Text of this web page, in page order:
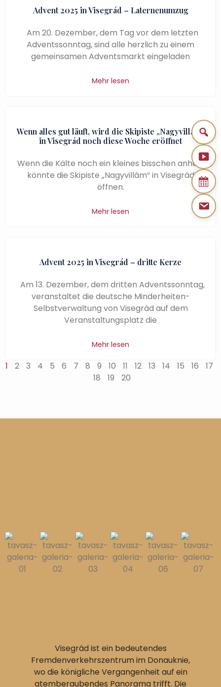
Advent 2025 in Visegrád – Laternenumzug
Am 20. Dezember, dem Tag vor dem letzten
Adventssonntag, sind alle herzlich zu einem
gemeinsamen Adventsmarkt eingeladen
Mehr lesen
Wenn alles gut läuft, wird die Skipiste „Nagyvillám“
in Visegrád noch diese Woche eröffnet
Wenn die Kälte noch ein kleines bisschen anhält,
könnte die Skipiste „Nagyvillám“ in Visegrád
öffnen.
Mehr lesen
Advent 2025 in Visegrád – dritte Kerze
Am 13. Dezember, dem dritten Adventssonntag,
veranstaltet die deutsche Minderheiten-
Selbstverwaltung von Visegrád auf dem
Veranstaltungsplatz die
Mehr lesen
1 2 3 4 5 6 7 8 9 10 11 12 13 14 15 16
17
18
19 20
Visegrád ist ein bedeutendes
Fremdenverkehrszentrum im Donauknie,
wo die königliche Vergangenheit auf ein
atemberaubendes Panorama trifft. Die